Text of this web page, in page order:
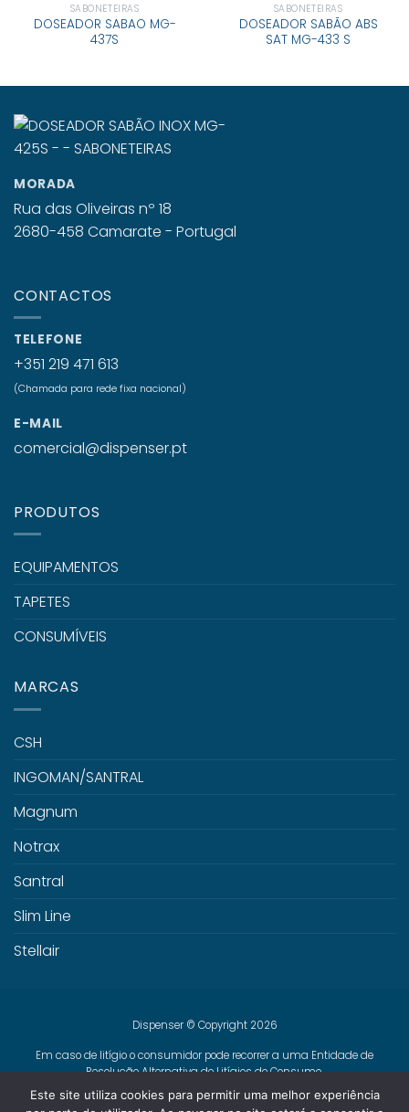
SABONETEIRAS
DOSEADOR SABAO MG-
437S
SABONETEIRAS
DOSEADOR SABÃO ABS
SAT MG-433 S
MORADA
Rua das Oliveiras nº 18
2680-458 Camarate - Portugal
CONTACTOS
TELEFONE
+351 219 471 613
(Chamada para rede fixa nacional)
E-MAIL
comercial@dispenser.pt
PRODUTOS
EQUIPAMENTOS
TAPETES
CONSUMÍVEIS
MARCAS
CSH
INGOMAN/SANTRAL
Magnum
Notrax
Santral
Slim Line
Stellair
Dispenser © Copyright 2026
Em caso de litígio o consumidor pode recorrer a uma Entidade de
Resolução Alternativa de Litígios de Consumo.
Centro de Arbitragem de Conflitos de Consumo de Lisboa
www.centroarbitragemlisboa.pt
Mais informações em Portal do
Este site utiliza cookies para permitir uma melhor experiência